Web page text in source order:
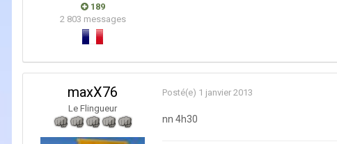
189
2 803 messages
maxX76
Le Flingueur
Posté(e) 1 janvier 2013
nn 4h30